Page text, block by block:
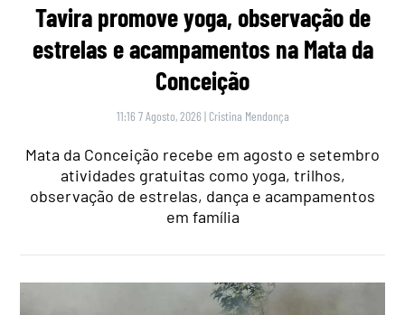
Tavira promove yoga, observação de
estrelas e acampamentos na Mata da
Conceição
11:16 7 Agosto, 2026 | Cristina Mendonça
Mata da Conceição recebe em agosto e setembro
atividades gratuitas como yoga, trilhos,
observação de estrelas, dança e acampamentos
em família